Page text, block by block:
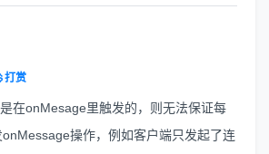
打赏
在onMesage里触发的，则无法保证每
操作，例如客户端只发起了连